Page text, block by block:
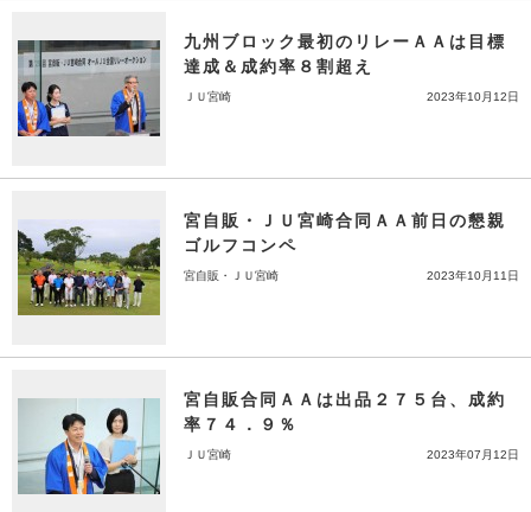
九州ブロック最初のリレーＡＡは目標
達成＆成約率８割超え
ＪＵ宮崎 2023年10月12日
宮自販・ＪＵ宮崎合同ＡＡ前日の懇親
ゴルフコンペ
宮自販・ＪＵ宮崎 2023年10月11日
宮自販合同ＡＡは出品２７５台、成約
率７４．９％
ＪＵ宮崎 2023年07月12日